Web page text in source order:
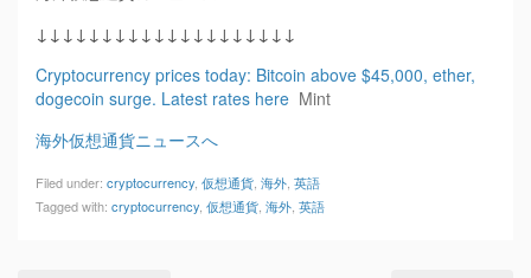
↓↓↓↓↓↓↓↓↓↓↓↓↓↓↓↓↓↓↓↓
Cryptocurrency prices today: Bitcoin above $45,000, ether,
dogecoin surge. Latest rates here Mint
海外仮想通貨ニュースへ
Filed under: cryptocurrency 仮想通貨 海外 英語
Tagged with: cryptocurrency 仮想通貨 海外 英語